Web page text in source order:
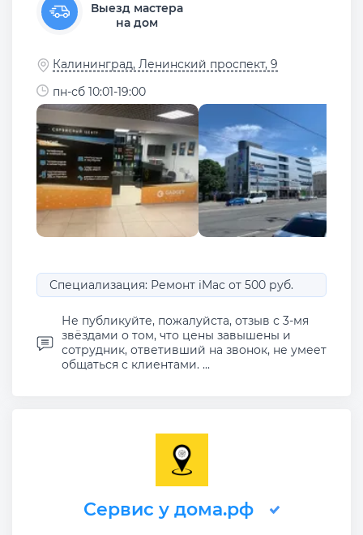
Выезд мастера
на дом
Калининград, Ленинский проспект, 9
пн-сб 10:01-19:00
Специализация: Ремонт iMac от 500 руб.
Не публикуйте, пожалуйста, отзыв с 3-мя
звёздами о том, что цены завышены и
сотрудник, ответивший на звонок, не умеет
общаться с клиентами. ...
Сервис у дома.рф